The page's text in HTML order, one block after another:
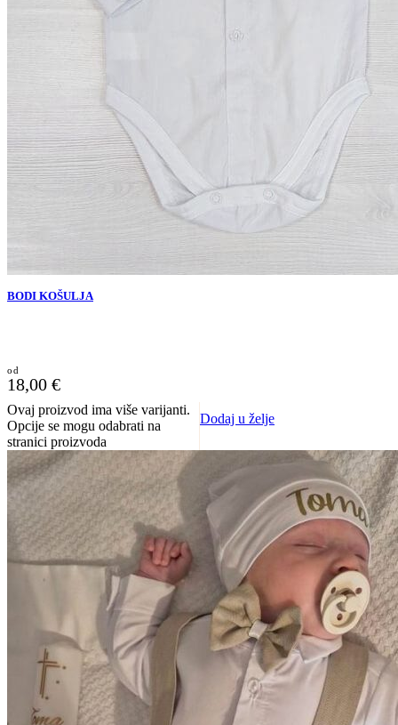
BODI KOŠULJA
18,00 €
Ovaj proizvod ima više varijanti.
Opcije se mogu odabrati na
stranici proizvoda
Dodaj u želje